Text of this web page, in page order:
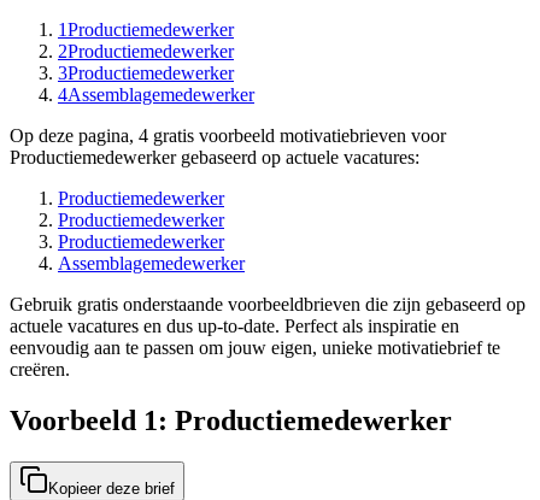
1Productiemedewerker
2Productiemedewerker
3Productiemedewerker
4Assemblagemedewerker
Op deze pagina, 4 gratis voorbeeld motivatiebrieven voor
Productiemedewerker gebaseerd op actuele vacatures:
Productiemedewerker
Productiemedewerker
Productiemedewerker
Assemblagemedewerker
Gebruik gratis onderstaande voorbeeldbrieven die zijn gebaseerd op
actuele vacatures en dus up-to-date. Perfect als inspiratie en
eenvoudig aan te passen om jouw eigen, unieke motivatiebrief te
creëren.
Voorbeeld 1: Productiemedewerker
Kopieer deze brief